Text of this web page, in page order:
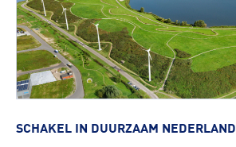
SCHAKEL IN DUURZAAM NEDERLAND